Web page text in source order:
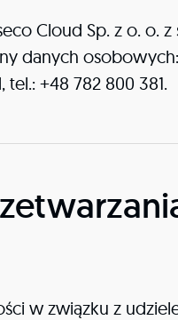
Cloud Sp. z o. o.
danych
+48 782 800 381.
w związku z